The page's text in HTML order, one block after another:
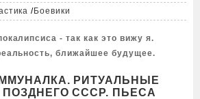
/Боевики
- так как это вижу я.
ближайшее будущее.
РИТУАЛЬНЫЕ
СССР. ПЬЕСА